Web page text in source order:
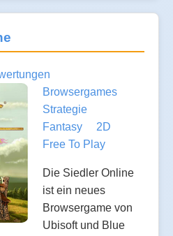
Browsergames
Strategie
Fantasy
2D
Free To Play
Die Siedler Online
ist ein neues
Browsergame von
Ubisoft und Blue